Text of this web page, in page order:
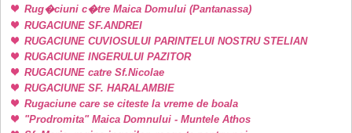
Rug�ciuni c�tre Maica Domului (Pantanassa)
RUGACIUNE SF.ANDREI
RUGACIUNE CUVIOSULUI PARINTELUI NOSTRU STELIAN
RUGACIUNE INGERULUI PAZITOR
RUGACIUNE catre Sf.Nicolae
RUGACIUNE SF. HARALAMBIE
Rugaciune care se citeste la vreme de boala
"Prodromita" Maica Domnului - Muntele Athos